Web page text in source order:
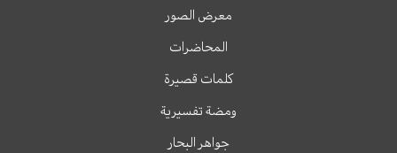
معرض الصور
المحاضرات
كلمات قصيرة
ومضة تفسيرية
جواهر البحار